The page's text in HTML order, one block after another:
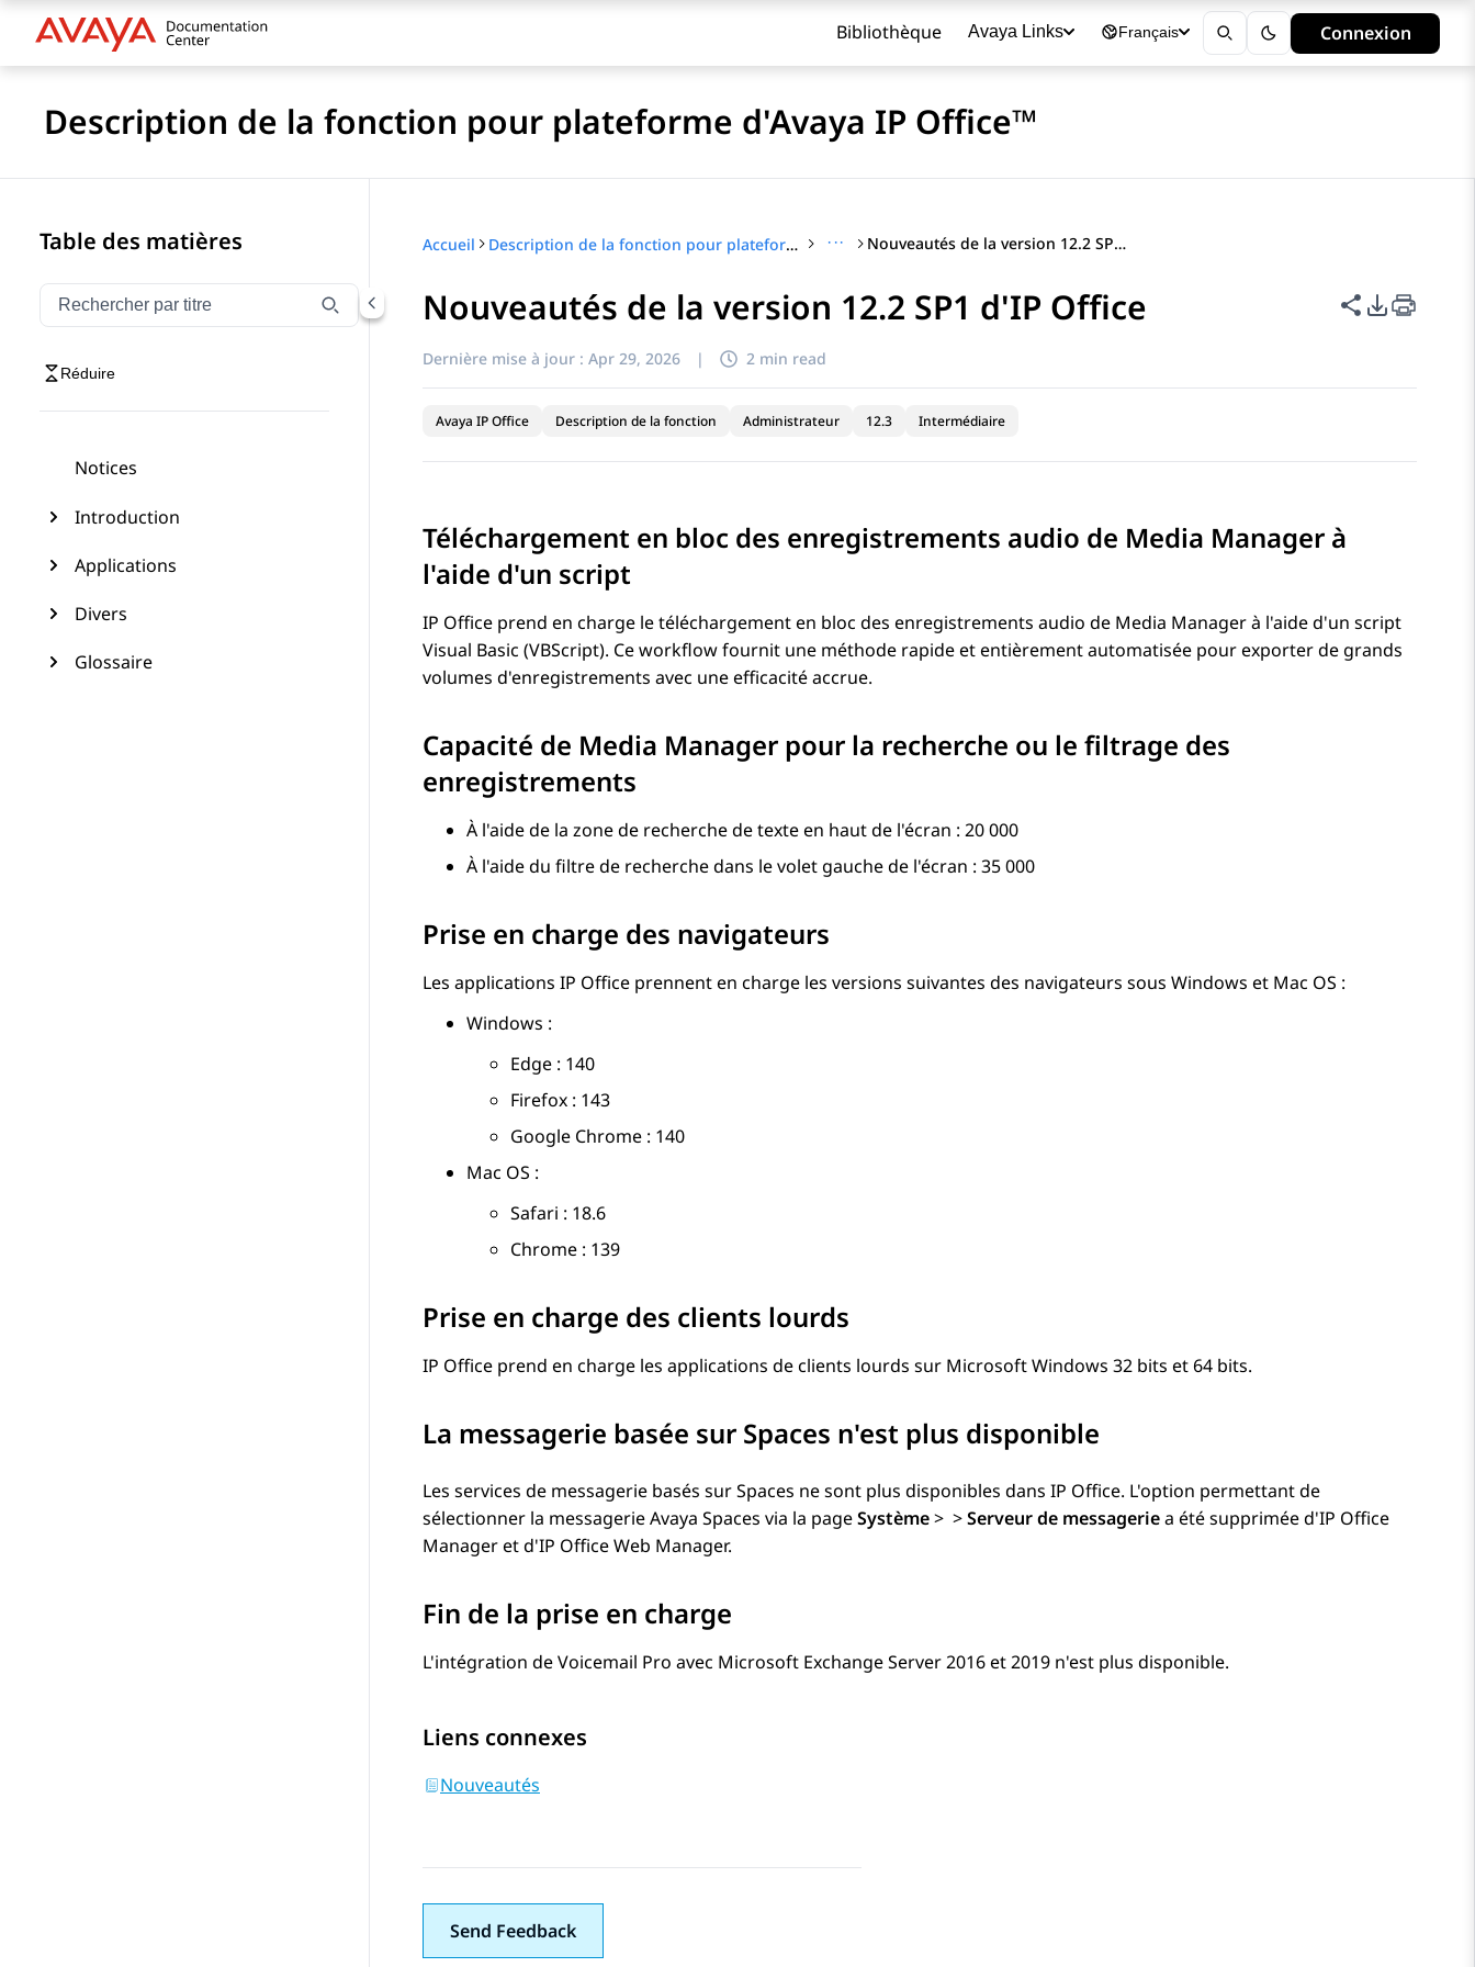
Bibliothèque Avaya Links Français Connexion
Description de la fonction pour plateforme d'Avaya IP Office™
Table des matières
Filtrer la navigation par titre
Saisissez pour filtrer les éléments de navigation par titre
Réduire
Notices
Introduction
Applications
Divers
Glossaire
Accueil Description de la fonction pour plateforme d'Avaya IP Office™ ··· Nouveautés de la version 12.2 SP1 d'IP Office
Nouveautés de la version 12.2 SP1 d'IP Office Partager
Options
Dernière mise à jour : Apr 29, 2026 | 2 min read
Avaya IP Office Description de la fonction Administrateur 12.3 Intermédiaire
Téléchargement en bloc des enregistrements audio de Media Manager à
l'aide d'un script
IP Office prend en charge le téléchargement en bloc des enregistrements audio de Media Manager à l'aide d'un script
Visual Basic (VBScript). Ce workflow fournit une méthode rapide et entièrement automatisée pour exporter de grands
volumes d'enregistrements avec une efficacité accrue.
Capacité de Media Manager pour la recherche ou le filtrage des
enregistrements
À l'aide de la zone de recherche de texte en haut de l'écran : 20 000
À l'aide du filtre de recherche dans le volet gauche de l'écran : 35 000
Prise en charge des navigateurs
Les applications IP Office prennent en charge les versions suivantes des navigateurs sous Windows et Mac OS :
Windows :
Edge : 140
Firefox : 143
Google Chrome : 140
Mac OS :
Safari : 18.6
Chrome : 139
Prise en charge des clients lourds
IP Office prend en charge les applications de clients lourds sur Microsoft Windows 32 bits et 64 bits.
La messagerie basée sur Spaces n'est plus disponible
Les services de messagerie basés sur Spaces ne sont plus disponibles dans IP Office. L'option permettant de
sélectionner la messagerie Avaya Spaces via la pageSystème> >Serveur de messageriea été supprimée d'IP Office
Manager et d'IP OfficeWeb Manager.
Fin de la prise en charge
L'intégration de Voicemail Pro avec Microsoft Exchange Server 2016 et 2019 n'est plus disponible.
Liens connexes
Nouveautés
Send Feedback